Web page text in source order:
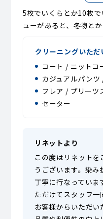
5枚でいくらとか10枚
ューがあると、冬物と
クリーニングいた
コート / ニットコ
カジュアルパンツ
フレア / プリーツ
セーター
リネットより
この度はリネット
うございます。染
丁寧に行なっていま
ただけてスタッフ一
お客様からいただ